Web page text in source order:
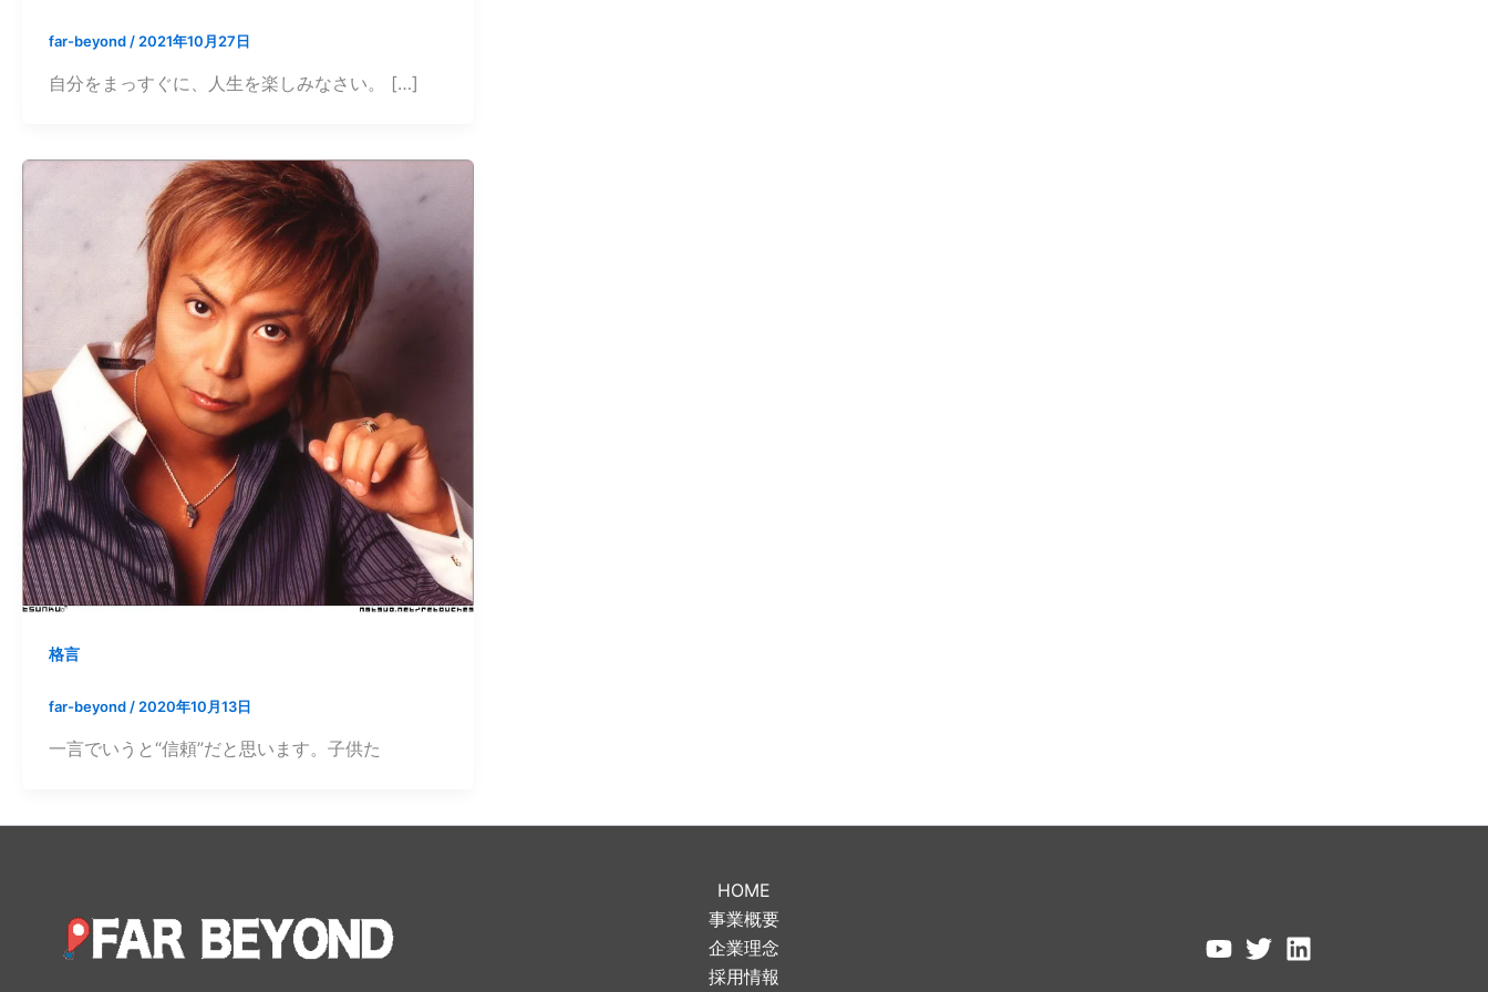
far-beyond / 2021年10月27日
自分をまっすぐに、人生を楽しみなさい。 […]
格言
far-beyond/2020年10月13日
一言でいうと“信頼”だと思います。子供た
HOME
事業概要
企業理念
採用情報